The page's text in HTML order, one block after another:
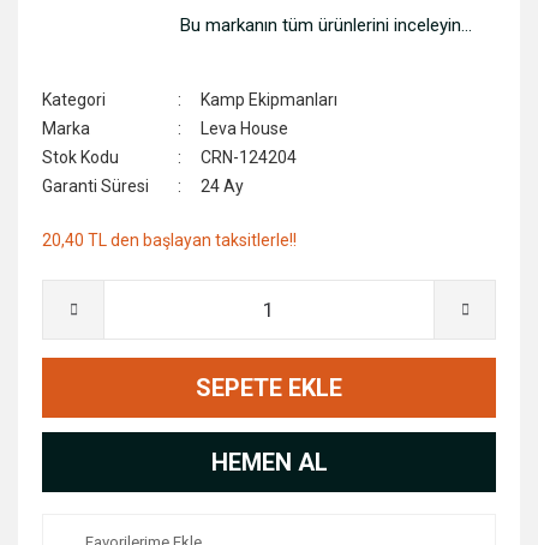
Bu markanın tüm ürünlerini inceleyin...
Kategori
Kamp Ekipmanları
Marka
Leva House
Stok Kodu
CRN-124204
Garanti Süresi
24 Ay
20,40 TL den başlayan taksitlerle!!
SEPETE EKLE
HEMEN AL